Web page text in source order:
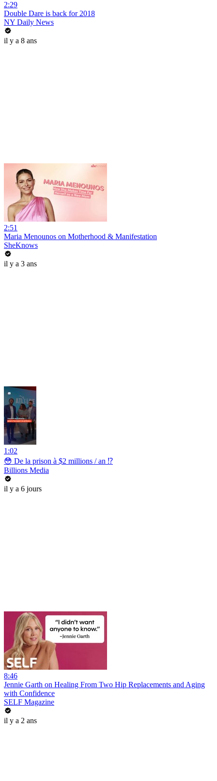
2:29
Double Dare is back for 2018
NY Daily News
il y a 8 ans
2:51
Maria Menounos on Motherhood & Manifestation
SheKnows
il y a 3 ans
1:02
😳 De la prison à $2 millions / an ⁉️
Billions Media
il y a 6 jours
8:46
Jennie Garth on Healing From Two Hip Replacements and Aging
with Confidence
SELF Magazine
il y a 2 ans